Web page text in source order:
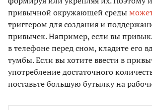
привычной окружающей среды
триггером для создания и
привычек. Например, если вы
в телефоне перед сном, кладите его
тумбы. Если вы хотите ввести в
употребление достаточного
поставьте большую бутылку на